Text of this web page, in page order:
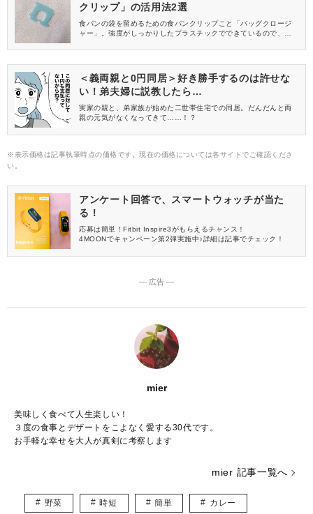
クリップ」の活用法2選
食パンの袋を留めるための食パンクリップこと「バッグクロージ
ャー」。強度がしっかりしたプラスチックでできているので、意
ば、キッチン周りのプチストレスを解消できるかもしれませんよ♡
＜義両親と0円同居＞好き勝手するのは許せな
い！弟夫婦に説教したら…
実家の親と、弟家族が始めた二世帯住宅での同居。だんだんと両
親の元気がなくなってきて……！？
※表示価格は記事執筆時点の価格です。現在の価格については各サイトでご確認くださ
い。
アンケート回答で、スマートウォッチが当た
る！
応募は簡単！Fitbit Inspire3がもらえるチャンス！
4MOONでキャンペーン第2弾実施中♪詳細は記事でチェック！
― 広告 ―
mier
美味しく食べて人生楽しい！
３度の食事とデザートをこよなく愛する30代です。
お手軽な幸せを大人が真剣に考察します
mier 記事一覧へ
野菜 時短 簡単 カレー